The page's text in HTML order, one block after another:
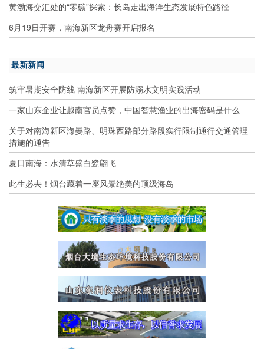
黄渤海交汇处的“零碳”探索：长岛走出海洋生态发展特色路径
6月19日开赛，南海新区龙舟赛开启报名
最新新闻
筑牢暑期安全防线 南海新区开展防溺水文明实践活动
一家山东企业让越南官员点赞，中国智慧渔业的出海密码是什么
关于对南海新区海晏路、明珠西路部分路段实行限制通行交通管理
措施的通告
夏日南海：水清草盛白鹭翩飞
此生必去！烟台藏着一座风景绝美的顶级海岛